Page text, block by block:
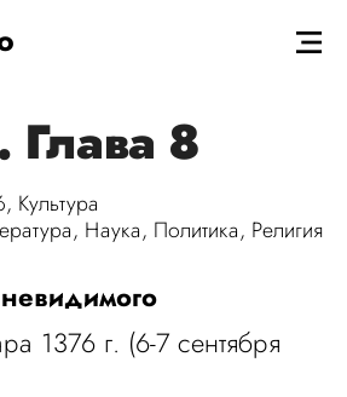
8
Культура
, Наука, Политика, Религия
1376 г. (6-7 сентября